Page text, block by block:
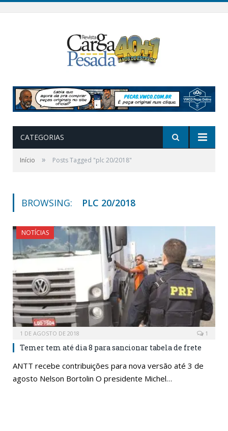
CATEGORIAS
Início » Posts Tagged "plc 20/2018"
BROWSING: PLC 20/2018
NOTÍCIAS
1 DE AGOSTO DE 2018 1
Temer tem até dia 8 para sancionar tabela de frete
ANTT recebe contribuições para nova versão até 3 de
agosto Nelson Bortolin O presidente Michel…